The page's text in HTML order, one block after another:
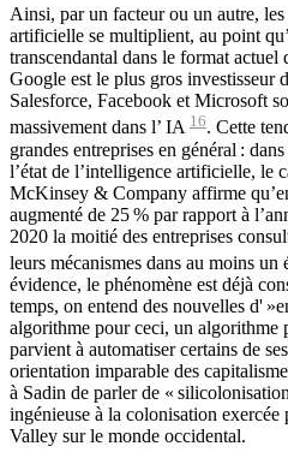
Ainsi, par un facteur ou un autre,
artificielle se multiplient, au point
transcendantal dans le format actuel
Google est le plus gros investisseur
Salesforce, Facebook et Microsoft
massivement dans l’ IA 16. Cette
grandes entreprises en général :
l’état de l’intelligence artificielle, le
McKinsey & Company affirme
augmenté de 25 % par rapport à
2020 la moitié des entreprises
leurs mécanismes dans au moins un
évidence, le phénomène est déjà
temps, on entend des nouvelles d'
algorithme pour ceci, un algorithme
parvient à automatiser certains de
orientation imparable des
à Sadin de parler de «
ingénieuse à la colonisation
Valley sur le monde occidental.